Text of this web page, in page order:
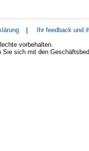
Ihr feedback und
vorbehalten.
sich mit den